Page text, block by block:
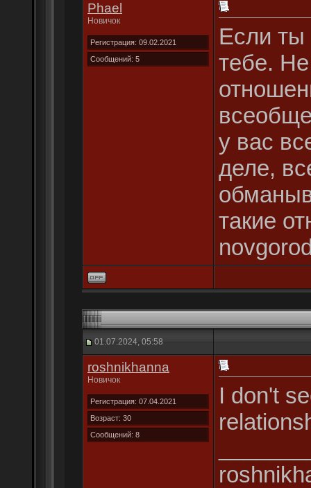
Phael
Новичок
Регистрация: 09.02.2021
Сообщений: 5
Если ты
тебе.
у вас
деле,
такие
01.07.2024, 05:58
roshnikhanna
Новичок
Регистрация: 07.04.2021
Возраст: 30
Сообщений: 8
I don't